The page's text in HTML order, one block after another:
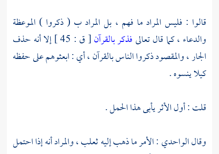
قالوا : فليس المراد ما فهم ، بل المراد ب ( ذكروا ) الموعظة
والدعاء ، كما قال تعالىفذكر بالقرآن
[ ق : 45 ] إلا أنه حذف
الجار ، والمقصود ذكروا الناس بالقرآن ، أي : ابعثوهم على حفظه
كيلا ينسوه .
قلت : أول الأثر يأبى هذا الحمل .
وقالالواحدي : الأمر ما ذهب إليهثعلب، والمراد أنه إذا احتمل